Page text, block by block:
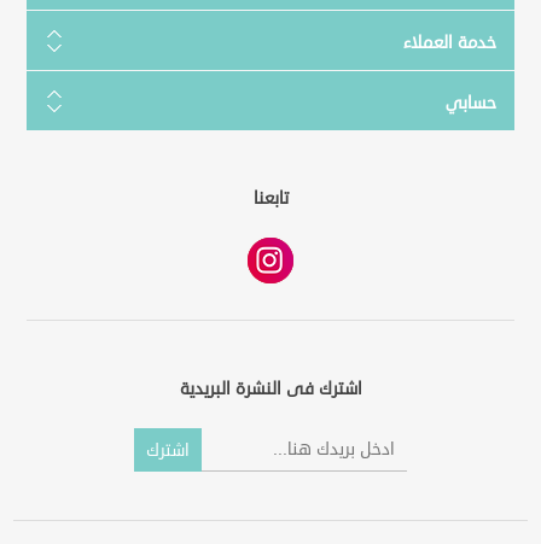
خدمة العملاء
حسابي
تابعنا
اشترك فى النشرة البريدية